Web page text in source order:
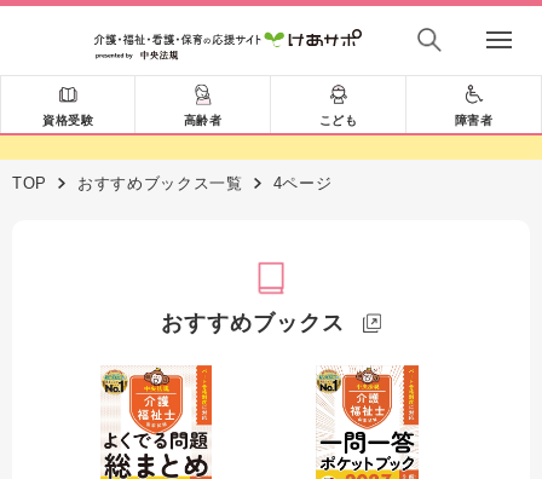
資格受験 高齢者 こども 障害者
TOP おすすめブックス一覧 4ページ
おすすめブックス